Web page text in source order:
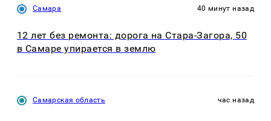
Самара 40 минут назад
12 лет без ремонта: дорога на Стара-Загора, 50
в Самаре упирается в землю
Самарская область час назад